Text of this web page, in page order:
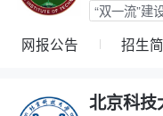
“双一流”建
网报公告 招生
北京科技